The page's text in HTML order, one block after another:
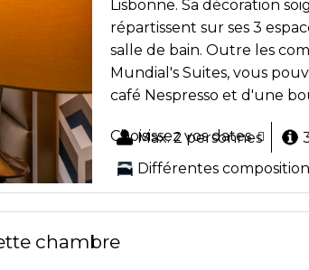
Max. 2 personnes
Différentes
Lisbonne. Sa décoration
répartissent sur ses 3
salle de bain. Outre les
Mundial's Suites, vous
café Nespresso et d'une
Choisissez vos dates
chambre